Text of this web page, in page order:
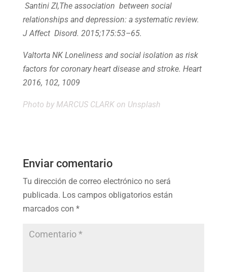
Santini ZI,The association between social
relationships and depression: a systematic review.
J Affect Disord. 2015;175:53–65.
Valtorta NK Loneliness and social isolation as risk
factors for coronary heart disease and stroke. Heart
2016, 102, 1009
Photo by MARCUS CLARKon Unsplash
Enviar comentario
Tu dirección de correo electrónico no será
publicada. Los campos obligatorios están
marcados con *